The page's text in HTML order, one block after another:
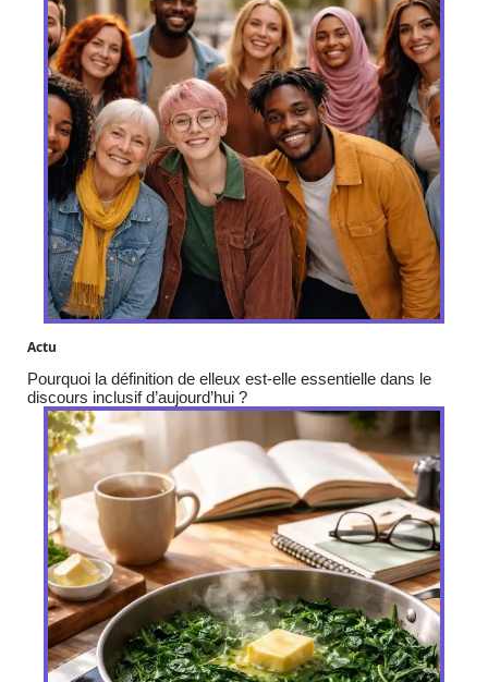
Actu
Pourquoi la définition de elleux est-elle essentielle dans le
discours inclusif d’aujourd’hui ?